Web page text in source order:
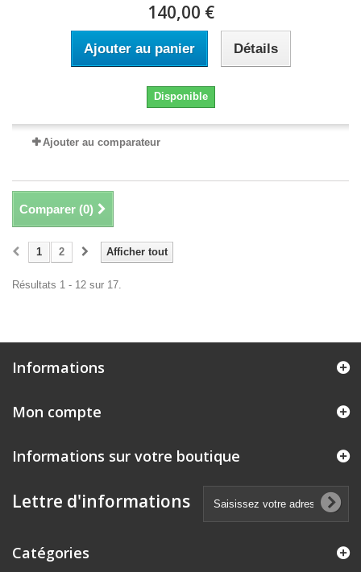
140,00 €
Ajouter au panier Détails
Disponible
Ajouter au comparateur
Comparer (0)
Afficher tout
1 2
Résultats 1 - 12 sur 17.
Informations
Mon compte
Informations sur votre boutique
Lettre d'informations
Catégories